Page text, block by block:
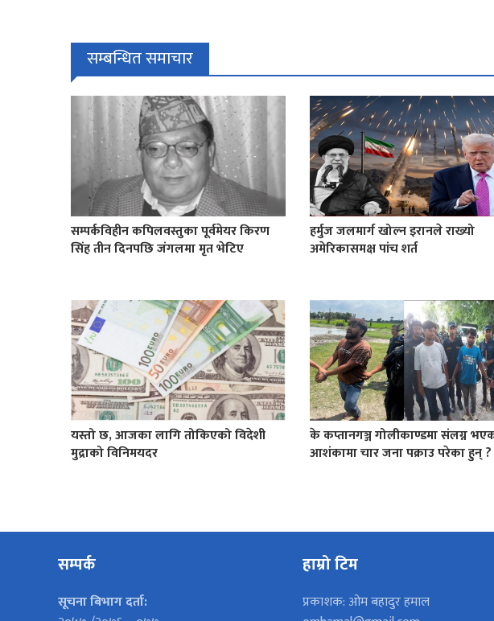
सम्बन्धित समाचार
सम्पर्कविहीन कपिलवस्तुका पूर्वमेयर किरण
सिंह तीन दिनपछि जंगलमा मृत भेटिए
हर्मुज जलमार्ग खोल्न इरानले राख्यो
अमेरिकासमक्ष पांच शर्त
यस्तो छ, आजका लागि तोकिएको विदेशी
मुद्राको विनिमयदर
के कप्तानगञ्ज गोलीकाण्डमा संलग्न
आशंकामा चार जना पक्राउ परेका हुन् ?
सम्पर्क
सूचना बिभाग दर्ता:
हाम्रो टिम
प्रकाशक: ओम बहादुर हमाल